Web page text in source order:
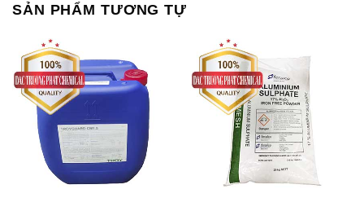
SẢN PHẨM TƯƠNG TỰ